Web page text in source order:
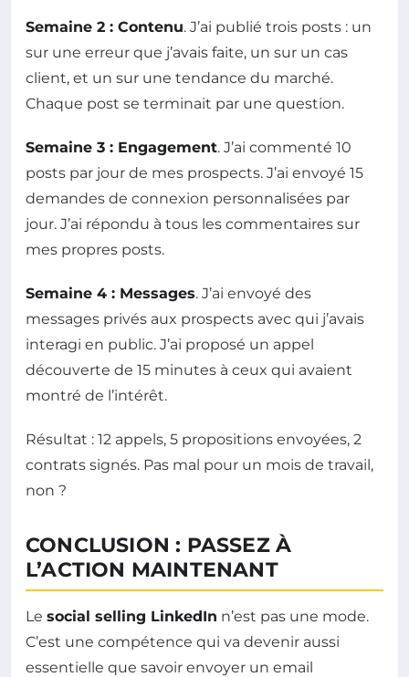
Semaine 2 : Contenu. J’ai publié trois posts : un
sur une erreur que j’avais faite, un sur un cas
client, et un sur une tendance du marché.
Chaque post se terminait par une question.
Semaine 3 : Engagement. J’ai commenté 10
posts par jour de mes prospects. J’ai envoyé 15
demandes de connexion personnalisées par
jour. J’ai répondu à tous les commentaires sur
mes propres posts.
Semaine 4 : Messages. J’ai envoyé des
messages privés aux prospects avec qui j’avais
interagi en public. J’ai proposé un appel
découverte de 15 minutes à ceux qui avaient
montré de l’intérêt.
Résultat : 12 appels, 5 propositions envoyées, 2
contrats signés. Pas mal pour un mois de travail,
non ?
CONCLUSION : PASSEZ À
L’ACTION MAINTENANT
Le social selling LinkedIn n’est pas une mode.
C’est une compétence qui va devenir aussi
essentielle que savoir envoyer un email